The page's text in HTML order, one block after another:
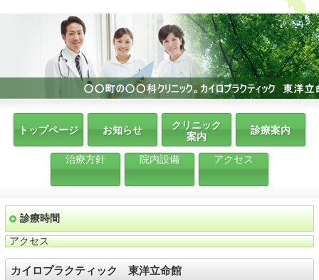
トップページ お知らせ
クリニック
案内
診療案内
治療方針 院内設備 アクセス
診療時間
アクセス
カイロプラクティック 東洋立命館